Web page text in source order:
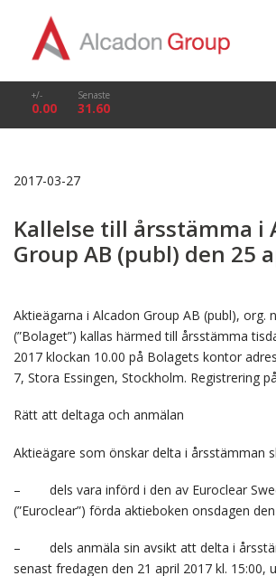
+/-
0.00
Senaste
31.60
2017-03-27
Kallelse till årsstämma i
Group AB (publ) den 25
Aktieägarna i Alcadon Group AB (publ), org.
(”Bolaget”) kallas härmed till årsstämma
2017 klockan 10.00 på Bolagets kontor
7, Stora Essingen, Stockholm. Registrering
Rätt att deltaga och anmälan
Aktieägare som önskar delta i årsstämman
– dels vara införd i den av Euroclear
(”Euroclear”) förda aktieboken onsdagen
– dels anmäla sin avsikt att delta i
senast fredagen den 21 april 2017 kl. 15:00,